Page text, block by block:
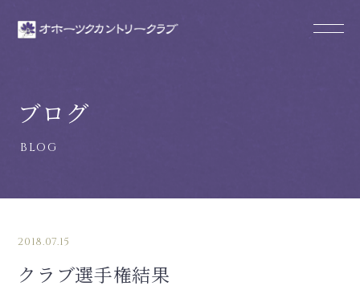
ブログ
2018.07.15
クラブ選手権結果